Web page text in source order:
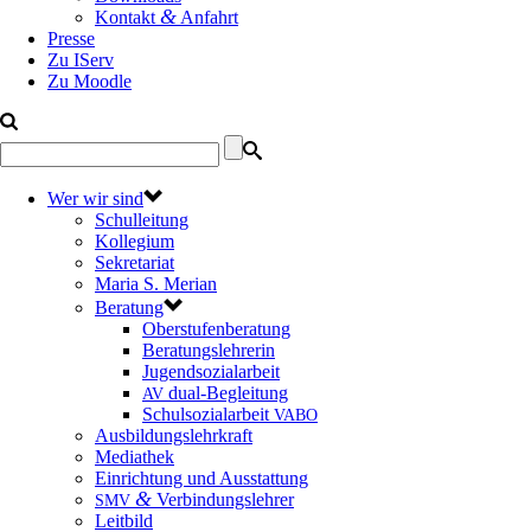
Kontakt & Anfahrt
Presse
Zu IServ
Zu Moodle
Wer wir sind
Schulleitung
Kollegium
Sekretariat
Maria S. Merian
Beratung
Oberstufenberatung
Beratungslehrerin
Jugendsozialarbeit
AV dual-Begleitung
Schulsozialarbeit VABO
Ausbildungslehrkraft
Mediathek
Einrichtung und Ausstattung
SMV & Verbindungslehrer
Leitbild